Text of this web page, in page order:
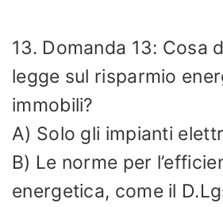
13. Domanda 13: Cosa
legge sul risparmio
immobili?
A) Solo gli impianti
B) Le norme per
energetica, come il